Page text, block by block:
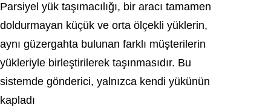
Parsiyel yük taşımacılığı, bir aracı tamamen
doldurmayan küçük ve orta ölçekli yüklerin,
aynı güzergahta bulunan farklı müşterilerin
yükleriyle birleştirilerek taşınmasıdır. Bu
sistemde gönderici, yalnızca kendi yükünün
kapladı